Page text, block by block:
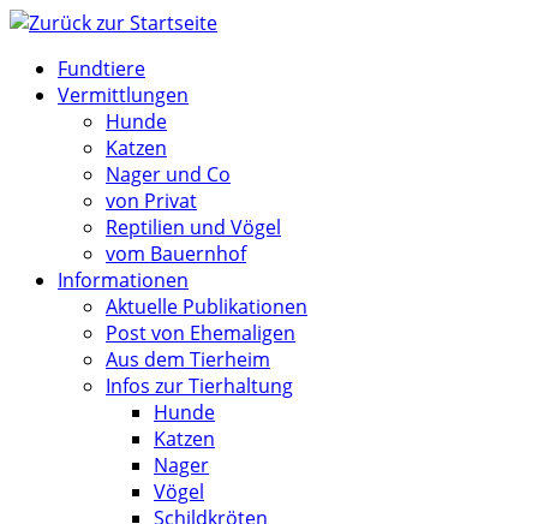
Zum
springenFundtiere
Vermittlungen
Hunde
Katzen
Nager und Co
von Privat
Reptilien und Vögel
vom Bauernhof
Informationen
Aktuelle Publikationen
Post von Ehemaligen
Aus dem Tierheim
Infos zur Tierhaltung
Hunde
Katzen
Nager
Vögel
Schildkröten